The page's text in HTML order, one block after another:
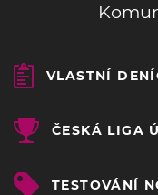
VLASTNÍ
ČESKÁ LIGA
TESTOVÁNÍ